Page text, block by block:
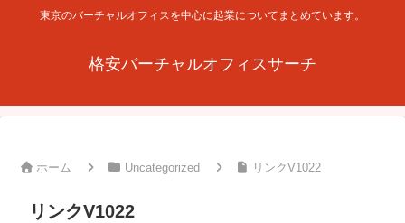
東京のバーチャルオフィスを中心に起業についてまとめています。
格安バーチャルオフィスサーチ
ホーム Uncategorized リンクV1022
リンクV1022